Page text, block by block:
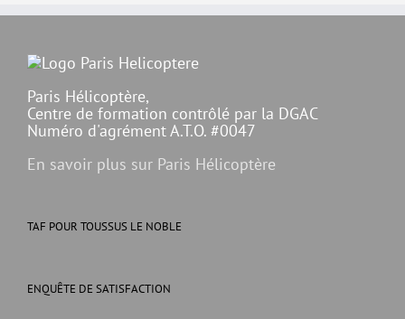
Paris Hélicoptère,
Centre de formation contrôlé par la DGAC
Numéro d'agrément A.T.O. #0047
En savoir plus sur Paris Hélicoptère
TAF POUR TOUSSUS LE NOBLE
ENQUÊTE DE SATISFACTION